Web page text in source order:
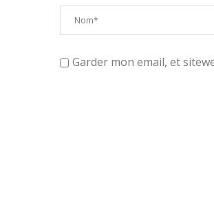
Garder mon email, et